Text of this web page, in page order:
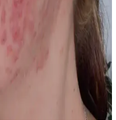
önlenmesi için doğru makyaj
ve sabitleme yöntemleri
uyumu sağlayan alternatif
Sabır, Doğru Bakım
gerektiren bir süreçtir. Doğru
sağlığının desteklenmesi
dengelenmesine yardımcı olur.